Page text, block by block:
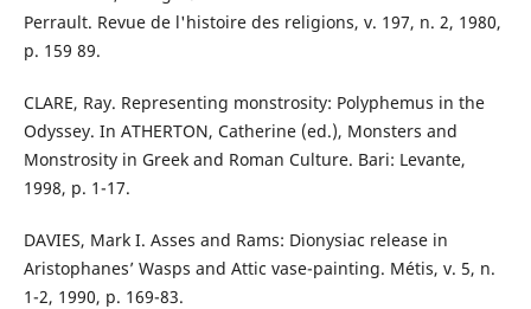
Perrault. Revue de l'histoire des religions, v. 197, n. 2, 1980,
p. 159 89.
CLARE, Ray. Representing monstrosity: Polyphemus in the
Odyssey. In ATHERTON, Catherine (ed.), Monsters and
Monstrosity in Greek and Roman Culture. Bari: Levante,
1998, p. 1-17.
DAVIES, Mark I. Asses and Rams: Dionysiac release in
Aristophanes’ Wasps and Attic vase-painting. Métis, v. 5, n.
1-2, 1990, p. 169-83.